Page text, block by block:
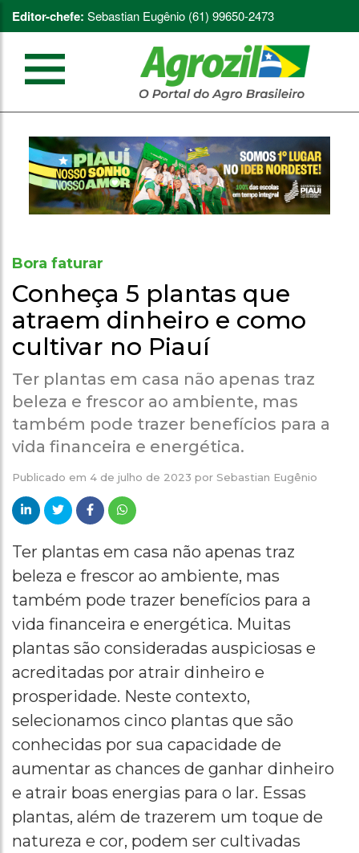
Editor-chefe: Sebastian Eugênio (61) 99650-2473
Bora faturar
Conheça 5 plantas que
atraem dinheiro e como
cultivar no Piauí
Ter plantas em casa não apenas traz
beleza e frescor ao ambiente, mas
também pode trazer benefícios para a
vida financeira e energética.
Publicado em 4 de julho de 2023 por Sebastian Eugênio
Ter plantas em casa não apenas traz
beleza e frescor ao ambiente, mas
também pode trazer benefícios para a
vida financeira e energética. Muitas
plantas são consideradas auspiciosas e
acreditadas por atrair dinheiro e
prosperidade. Neste contexto,
selecionamos cinco plantas que são
conhecidas por sua capacidade de
aumentar as chances de ganhar dinheiro
e atrair boas energias para o lar. Essas
plantas, além de trazerem um toque de
natureza e cor, podem ser cultivadas